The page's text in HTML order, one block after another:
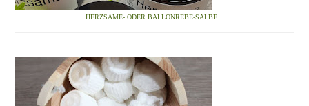
HERZSAME- ODER BALLONREBE-SALBE